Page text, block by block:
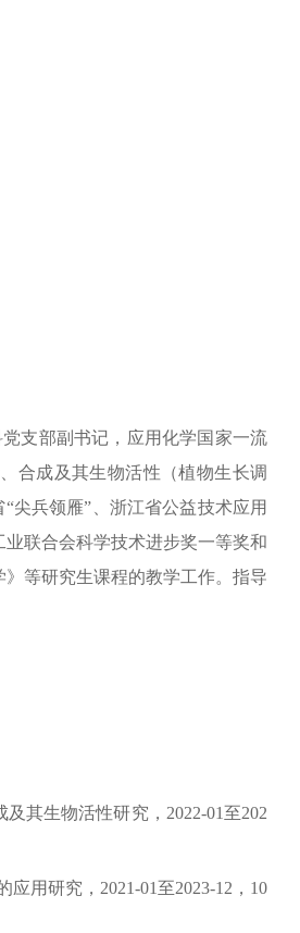
支部副书记，应用化学国家一流
合成及其生物活性（植物生长调
“尖兵领雁”、浙江省公益技术应用
业联合会科学技术进步奖一等奖和
等研究生课程的教学工作。指导
其生物活性研究， 2022-01至202
应用研究， 2021-01至2023-12 ， 10